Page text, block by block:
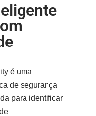
é uma
de segurança
para identificar